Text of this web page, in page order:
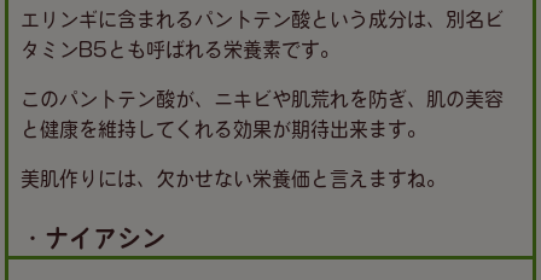
エリンギに含まれるパントテン酸という成分は、別名ビ
タミンB5とも呼ばれる栄養素です。
このパントテン酸が、ニキビや肌荒れを防ぎ、肌の美容
と健康を維持してくれる効果が期待出来ます。
美肌作りには、欠かせない栄養価と言えますね。
・ナイアシン